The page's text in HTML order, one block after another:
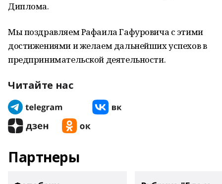
Диплома.
Мы поздравляем Рафаила Гафуровича с этими
достижениями и желаем дальнейших успехов в
предпринимательской деятельности.
Читайте нас
Партнеры